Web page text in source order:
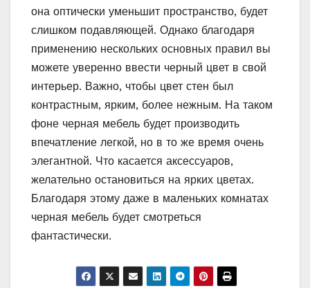
она оптически уменьшит пространство, будет
слишком подавляющей. Однако благодаря
применению нескольких основных правил вы
можете уверенно ввести черный цвет в свой
интерьер. Важно, чтобы цвет стен был
контрастным, ярким, более нежным. На таком
фоне черная мебель будет производить
впечатление легкой, но в то же время очень
элегантной. Что касается аксессуаров,
желательно остановиться на ярких цветах.
Благодаря этому даже в маленьких комнатах
черная мебель будет смотреться
фантастически.